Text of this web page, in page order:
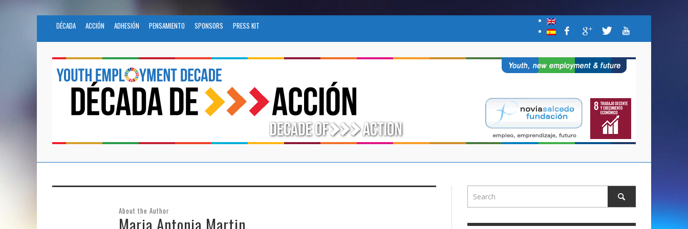
DÉCADA ACCIÓN ADHESIÓN PENSAMIENTO SPONSORS PRESS KIT
About the Author
Maria Antonia Martin